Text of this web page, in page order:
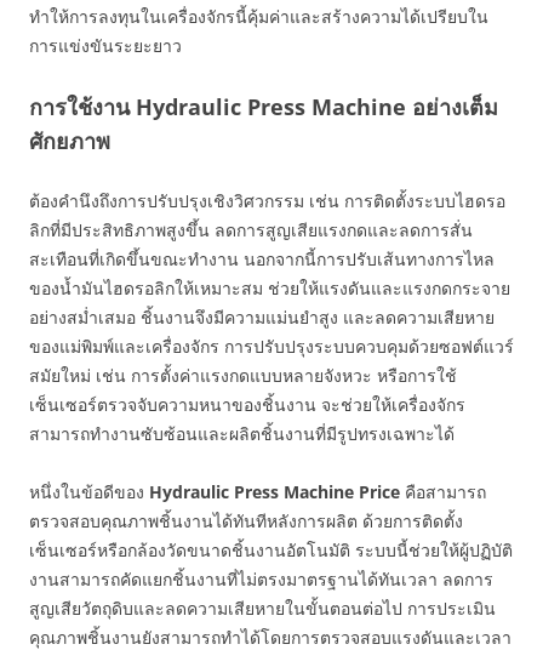
ทำให้การลงทุนในเครื่องจักรนี้คุ้มค่าและสร้างความได้เปรียบใน
การแข่งขันระยะยาว
การใช้งาน Hydraulic Press Machine อย่างเต็ม
ศักยภาพ
ต้องคำนึงถึงการปรับปรุงเชิงวิศวกรรม เช่น การติดตั้งระบบไฮดรอ
ลิกที่มีประสิทธิภาพสูงขึ้น ลดการสูญเสียแรงกดและลดการสั่น
สะเทือนที่เกิดขึ้นขณะทำงาน นอกจากนี้การปรับเส้นทางการไหล
ของน้ำมันไฮดรอลิกให้เหมาะสม ช่วยให้แรงดันและแรงกดกระจาย
อย่างสม่ำเสมอ ชิ้นงานจึงมีความแม่นยำสูง และลดความเสียหาย
ของแม่พิมพ์และเครื่องจักร การปรับปรุงระบบควบคุมด้วยซอฟต์แวร์
สมัยใหม่ เช่น การตั้งค่าแรงกดแบบหลายจังหวะ หรือการใช้
เซ็นเซอร์ตรวจจับความหนาของชิ้นงาน จะช่วยให้เครื่องจักร
สามารถทำงานซับซ้อนและผลิตชิ้นงานที่มีรูปทรงเฉพาะได้
หนึ่งในข้อดีของ Hydraulic Press Machine Price คือสามารถ
ตรวจสอบคุณภาพชิ้นงานได้ทันทีหลังการผลิต ด้วยการติดตั้ง
เซ็นเซอร์หรือกล้องวัดขนาดชิ้นงานอัตโนมัติ ระบบนี้ช่วยให้ผู้ปฏิบัติ
งานสามารถคัดแยกชิ้นงานที่ไม่ตรงมาตรฐานได้ทันเวลา ลดการ
สูญเสียวัตถุดิบและลดความเสียหายในขั้นตอนต่อไป การประเมิน
คุณภาพชิ้นงานยังสามารถทำได้โดยการตรวจสอบแรงดันและเวลา